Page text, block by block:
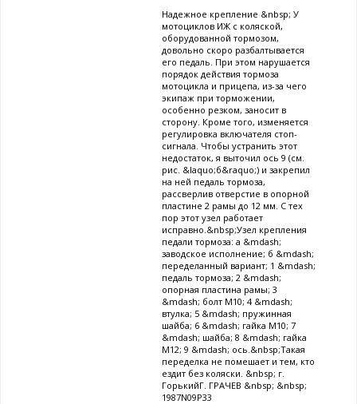
Надежное крепление &nbsp; У
мотоциклов ИЖ с коляской,
оборудованной тормозом,
довольно скоро разбалтывается
его педаль. При этом нарушается
порядок действия тормоза
мотоцикла и прицепа, из-за чего
экипаж при торможении,
особенно резком, заносит в
сторону. Кроме того, изменяется
регулировка включателя стоп-
сигнала. Чтобы устранить этот
недостаток, я выточил ось 9 (см.
рис. &laquo;б&raquo;) и закрепил
на ней педаль тормоза,
рассверлив отверстие в опорной
пластине 2 рамы до 12 мм. С тех
пор этот узел работает
исправно.&nbsp;Узел крепления
педали тормоза: а &mdash;
заводское исполнение; б &mdash;
переделанный вариант; 1 &mdash;
педаль тормоза; 2 &mdash;
опорная пластина рамы; 3
&mdash; болт М10; 4 &mdash;
втулка; 5 &mdash; пружинная
шайба; 6 &mdash; гайка М10; 7
&mdash; шайба; 8 &mdash; гайка
М12; 9 &mdash; ось.&nbsp;Такая
переделка не помешает и тем, кто
ездит без коляски. &nbsp; г.
ГорькийГ. ГРАЧЕВ &nbsp; &nbsp;
1987N09P33